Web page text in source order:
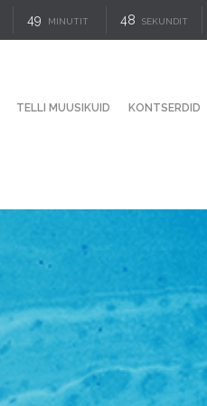
49 MINUTIT 47 SEKUNDIT
TELLI MUUSIKUID KONTSERDID